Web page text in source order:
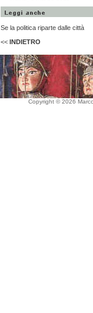
Se la politica riparte dalle città
<< INDIETRO
Copyright © 2026